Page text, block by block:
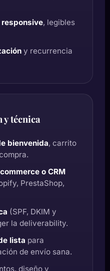
, legibles
y recurrencia
y técnica
bienvenida, carrito
o CRM
PrestaShop,
(SPF, DKIM y
la deliverability.
lista para
de envío sana.
diseño y